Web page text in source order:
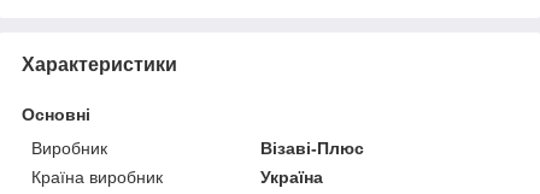
Характеристики
Основні
Виробник
Візаві-Плюс
Країна виробник
Україна